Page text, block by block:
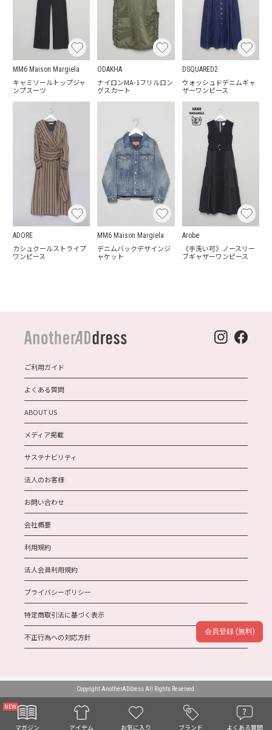
MM6 Maison Margiela
キャミソールトップジャ
ンプスーツ
ODAKHA
ナイロンMA-1フリルロン
グスカート
DSQUARED2
ウォッシュドデニムギャ
ザーワンピース
ADORE
カシュクールストライプ
ワンピース
MM6 Maison Margiela
デニムバックデザインジ
ャケット
Arobe
《手洗い可》ノースリー
ブギャザーワンピース
ご利用ガイド
よくある質問
ABOUT US
メディア掲載
サステナビリティ
法人のお客様
お問い合わせ
会社概要
利用規約
法人会員利用規約
プライバシーポリシー
特定商取引法に基づく表示
不正行為への対応方針
Copyright AnotherADdress All Rights Reserved.
マガジン アイテム お気に入り ブランド よくある質問
会員登録 (無料)